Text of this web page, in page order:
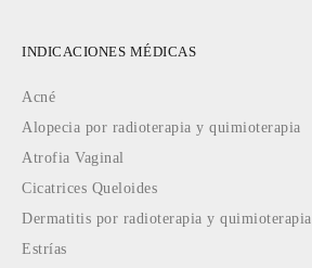
INDICACIONES MÉDICAS
Acné
Alopecia por radioterapia y quimioterapia
Atrofia Vaginal
Cicatrices Queloides
Dermatitis por radioterapia y quimioterapia
Estrías